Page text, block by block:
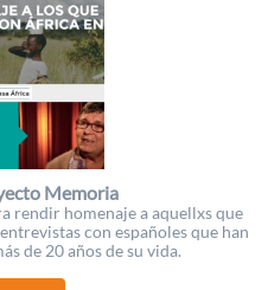
Memoria
rendir homenaje a aquellxs que
con españoles que han
de 20 años de su vida.